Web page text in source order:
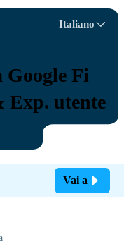
Italiano
Google Fi
Exp. utente
Vai a